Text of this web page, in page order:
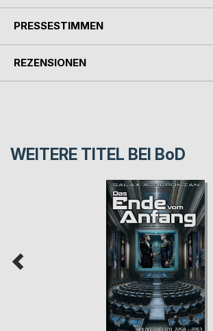
PRESSESTIMMEN
REZENSIONEN
WEITERE TITEL BEI BoD